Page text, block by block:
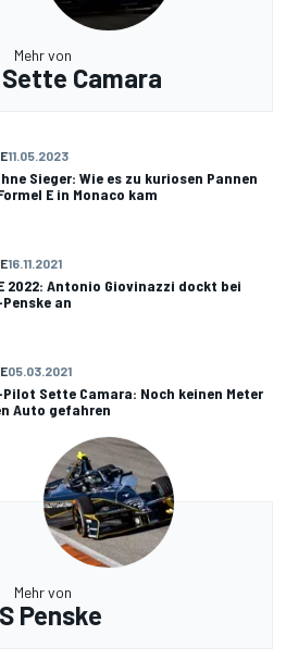
Mehr von
Camara
11.05.2023
Sieger: Wie es zu kuriosen Pannen
E in Monaco kam
16.11.2021
2022: Antonio Giovinazzi dockt bei
an
05.03.2021
Sette Camara: Noch keinen Meter
Auto gefahren
Mehr von
Penske